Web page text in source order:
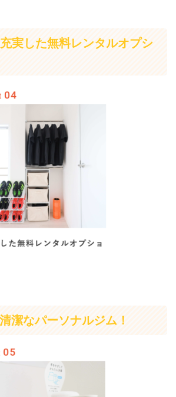
実した無料レンタルオプシ
潔なパーソナルジム！